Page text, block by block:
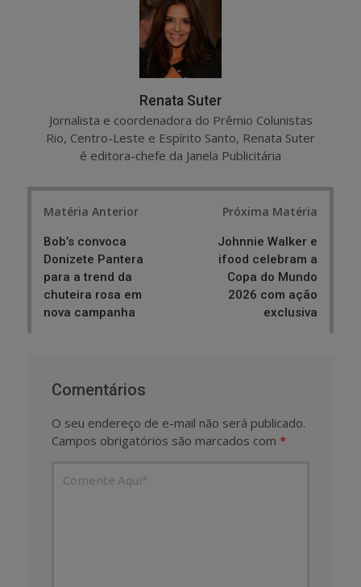
Renata Suter
Jornalista e coordenadora do Prêmio Colunistas
Rio, Centro-Leste e Espírito Santo, Renata Suter
é editora-chefe da Janela Publicitária
Matéria Anterior
Bob’s convoca
Donizete Pantera
para a trend da
chuteira rosa em
nova campanha
Próxima Matéria
Johnnie Walker e
ifood celebram a
Copa do Mundo
2026 com ação
exclusiva
Comentários
O seu endereço de e-mail não será publicado.
Campos obrigatórios são marcados com *